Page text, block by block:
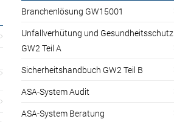
Branchenlösung GW15001
Unfallverhütung und Gesundheitsschutz
GW2 Teil A
Sicherheitshandbuch GW2 Teil B
ASA-System Audit
ASA-System Beratung